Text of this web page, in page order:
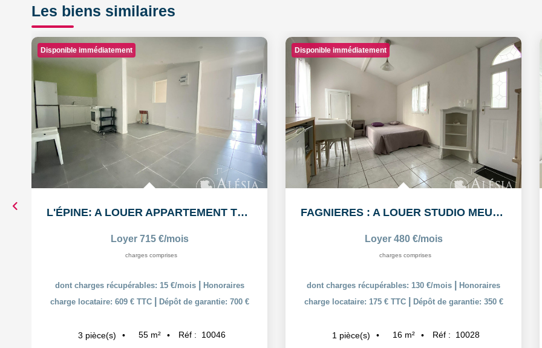
Les biens similaires
Disponible immédiatement
L'ÉPINE: A LOUER APPARTEMENT T3 55,38m² AVEC COUR ET PLACE...
Loyer 715 €/mois
charges comprises
dont charges récupérables: 15 €/mois
Honoraires
charge locataire: 609 € TTC
Dépôt de garantie: 700 €
3 pièce(s) 55 m² Réf : 10046
Disponible immédiatement
FAGNIERES : A LOUER STUDIO MEUBLÉ
Loyer 480 €/mois
charges comprises
dont charges récupérables: 130 €/mois
Honoraires
charge locataire: 175 € TTC
Dépôt de garantie: 350 €
1 pièce(s) 16 m² Réf : 10028